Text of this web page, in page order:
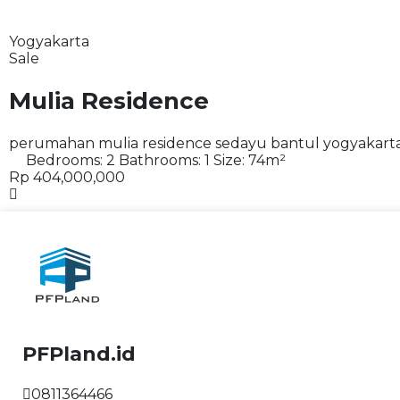
Yogyakarta
Sale
Mulia Residence
perumahan mulia residence sedayu bantul
Bedrooms: 2 Bathrooms: 1 Size: 74m²
Rp 404,000,000
PFPland.id
0811364466